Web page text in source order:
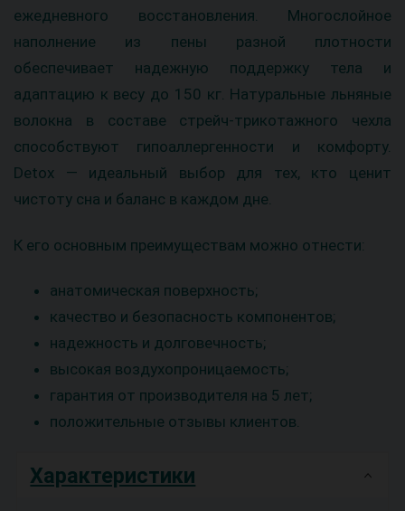
ежедневного восстановления. Многослойное
наполнение из пены разной плотности
обеспечивает надежную поддержку тела и
адаптацию к весу до 150 кг. Натуральные льняные
волокна в составе стрейч-трикотажного чехла
способствуют гипоаллергенности и комфорту.
Detox — идеальный выбор для тех, кто ценит
чистоту сна и баланс в каждом дне.
К его основным преимуществам можно отнести:
анатомическая поверхность;
качество и безопасность компонентов;
надежность и долговечность;
высокая воздухопроницаемость;
гарантия от производителя на 5 лет;
положительные отзывы клиентов.
Характеристики